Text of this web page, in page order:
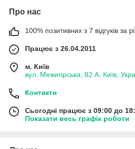
Про нас
100% позитивних з 7 відгуків за
Працює з 26.04.2011
м. Київ
вул. Межигірська, 82 А, Київ,
Контакти
Сьогодні працює з 09:00 до
Показати весь графік роботи